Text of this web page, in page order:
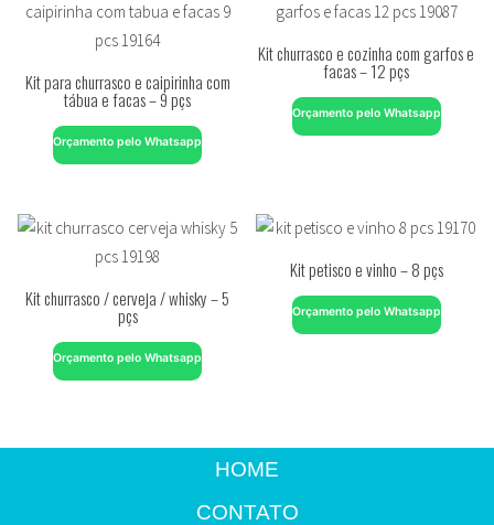
Kit para churrasco e caipirinha com
tábua e facas – 9 pçs
Orçamento pelo Whatsapp
Kit churrasco e cozinha com garfos e
facas – 12 pçs
Orçamento pelo Whatsapp
Kit churrasco / cerveja / whisky – 5
pçs
Orçamento pelo Whatsapp
Kit petisco e vinho – 8 pçs
Orçamento pelo Whatsapp
HOME
CONTATO